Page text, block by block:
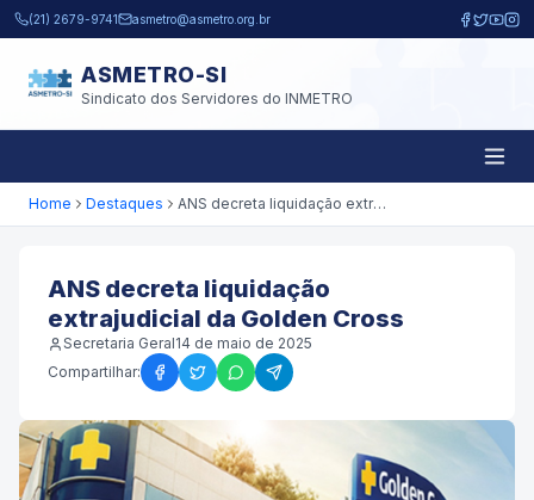
Pular para o conteúdo principal
(21) 2679-9741 asmetro@asmetro.org.br
ASMETRO-SI
Sindicato dos Servidores do INMETRO
Home Destaques ANS decreta liquidação extrajudicial da Golden Cross
ANS decreta liquidação
extrajudicial da Golden Cross
Secretaria Geral14 de maio de 2025
Compartilhar: